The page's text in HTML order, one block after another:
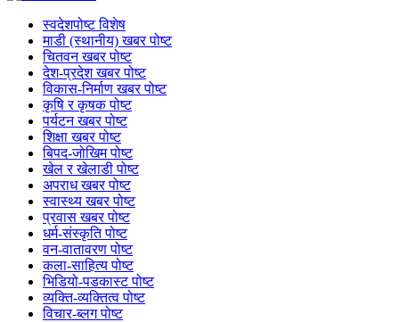
स्वदेशपोष्ट विशेष
माडी (स्थानीय) खबर पोष्ट
चितवन खबर पोष्ट
देश-प्रदेश खबर पोष्ट
विकास-निर्माण खबर पोष्ट
कृषि र कृषक पोष्ट
पर्यटन खबर पोष्ट
शिक्षा खबर पोष्ट
बिपद-जोखिम पोष्ट
खेल र खेलाडी पोष्ट
अपराध खबर पोष्ट
स्वास्थ्य खबर पोष्ट
प्रवास खबर पोष्ट
धर्म-संस्कृति पोष्ट
वन-वातावरण पोष्ट
कला-साहित्य पोष्ट
भिडियो-पडकास्ट पोष्ट
व्यक्ति-व्यक्तित्व पोष्ट
विचार-ब्लग पोष्ट